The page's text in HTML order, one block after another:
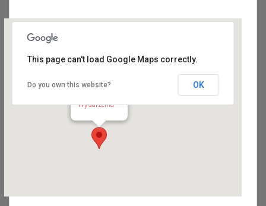
Scena w Parku
Wydarzenia
This page can't load Google Maps correctly.
Do you own this website? OK